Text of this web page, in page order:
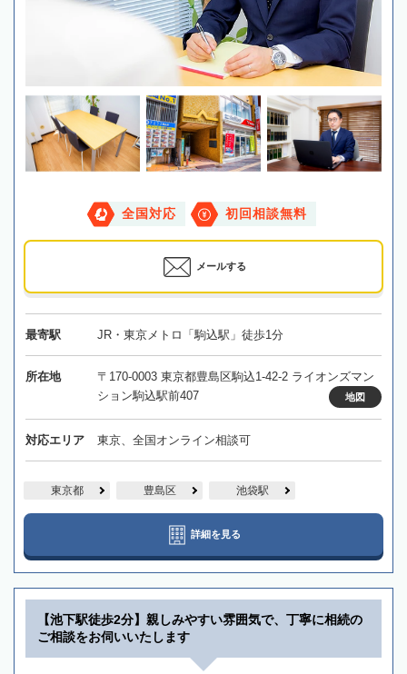
全国対応 初回相談無料
メールする
最寄駅 JR・東京メトロ「駒込駅」徒歩1分
所在地
〒170-0003 東京都豊島区駒込1-42-2 ライオンズマン
ション駒込駅前407
地図
対応エリア 東京、全国オンライン相談可
東京都 豊島区 池袋駅
詳細を見る
【池下駅徒歩2分】親しみやすい雰囲気で、丁寧に相続の
ご相談をお伺いいたします